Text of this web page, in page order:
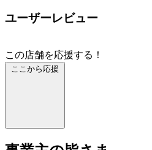
ユーザーレビュー
この店舗を応援する！
ここから応援